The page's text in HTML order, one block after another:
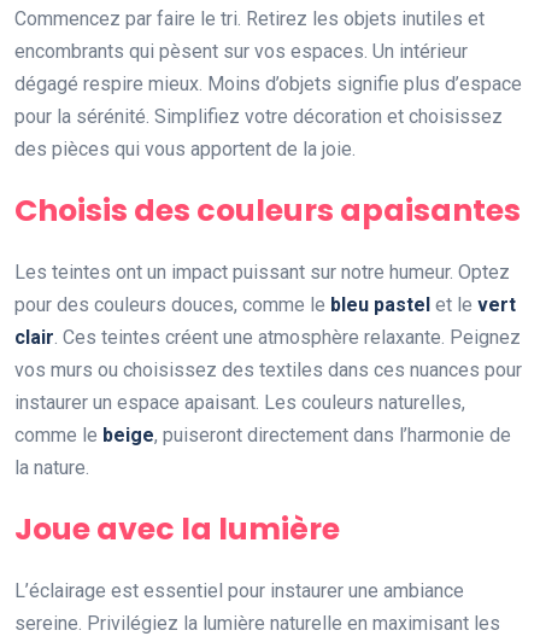
Commencez par faire le tri. Retirez les objets inutiles et
encombrants qui pèsent sur vos espaces. Un intérieur
dégagé respire mieux. Moins d’objets signifie plus d’espace
pour la sérénité. Simplifiez votre décoration et choisissez
des pièces qui vous apportent de la joie.
Choisis des couleurs apaisantes
Les teintes ont un impact puissant sur notre humeur. Optez
pour des couleurs douces, comme le bleu pastel et le vert
clair. Ces teintes créent une atmosphère relaxante. Peignez
vos murs ou choisissez des textiles dans ces nuances pour
instaurer un espace apaisant. Les couleurs naturelles,
comme le beige, puiseront directement dans l’harmonie de
la nature.
Joue avec la lumière
L’éclairage est essentiel pour instaurer une ambiance
sereine. Privilégiez la lumière naturelle en maximisant les